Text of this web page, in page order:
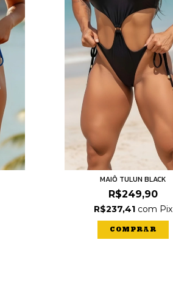
MAIÔ TULUN BLACK
R$249,90
R$237,41 com Pix
COMPRAR